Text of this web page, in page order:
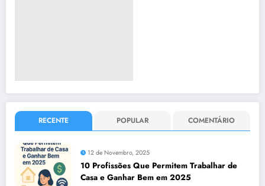
RECENTE POPULAR COMENTÁRIO
12 de Novembro, 2025
10 Profissões Que Permitem Trabalhar de
Casa e Ganhar Bem em 2025